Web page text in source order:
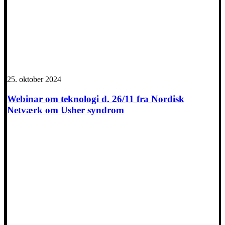
25. oktober 2024
Webinar om teknologi d. 26/11 fra Nordisk
Netværk om Usher syndrom